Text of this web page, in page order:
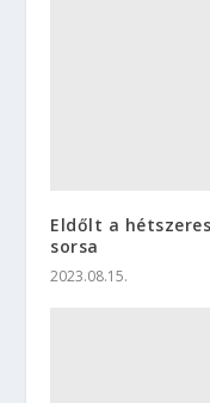
Eldőlt a
sorsa
2023.08.15.